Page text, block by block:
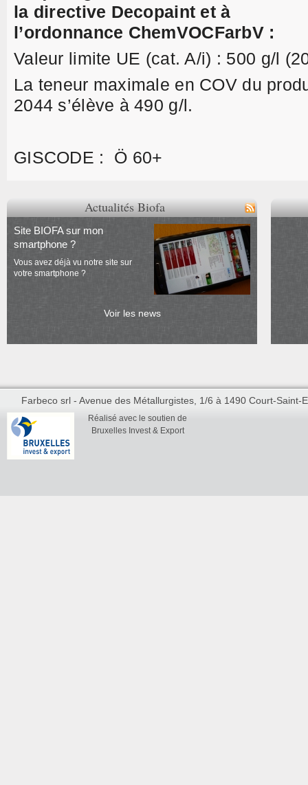
la directive Decopaint et à
l’ordonnance ChemVOCFarbV :
Valeur limite UE (cat. A/i) : 500 g/l
La teneur maximale en COV du
2044 s’élève à 490 g/l.
GISCODE : Ö 60+
Actualités Biofa
Site BIOFA sur mon
smartphone ?
Vous avez déjà vu notre site sur
votre smartphone ?
Voir les news
Farbeco srl - Avenue des Métallurgistes, 1/6 à 1490 Court-Saint-
Réalisé avec le soutien de
Bruxelles Invest & Export